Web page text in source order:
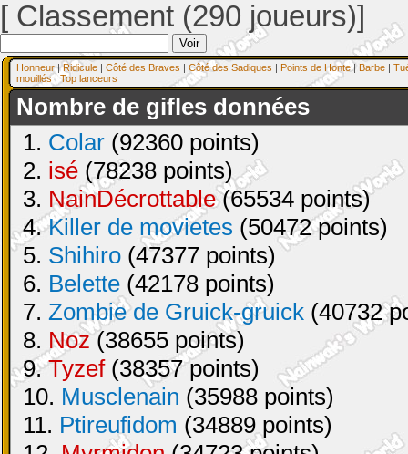
[ Classement (290 joueurs)]
Honneur|Ridicule | Côté des Braves | Côté des Sadiques | Points de Honte| Barbe |
mouillés| Top lanceurs
Nombre de gifles données
1. Colar (92360 points)
2. isé (78238 points)
3. NainDécrottable(65534 points)
4.Killer de movietes (50472 points)
5. Shihiro (47377 points)
6. Belette (42178 points)
7. Zombie de Gruick-gruick (40732
8. Noz(38655 points)
9.Tyzef(38357 points)
10. Musclenain (35988 points)
11. Ptireufidom (34889 points)